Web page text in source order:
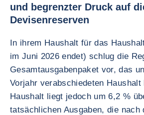
und begrenzter Druck auf
Devisenreserven
In ihrem Haushalt für das
im Juni 2026 endet) schlug die
Gesamtausgabenpaket vor, das
Vorjahr verabschiedeten
Haushalt liegt jedoch um 6,2 %
tatsächlichen Ausgaben, die nach